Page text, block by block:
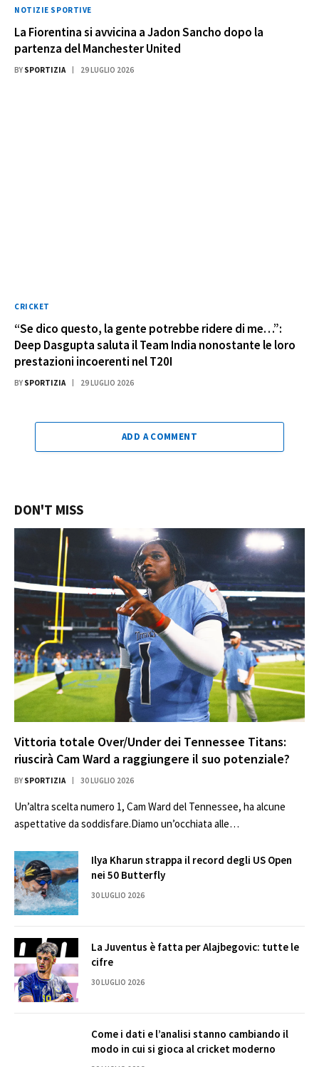
NOTIZIE SPORTIVE
La Fiorentina si avvicina a Jadon Sancho dopo la
partenza del Manchester United
BY SPORTIZIA 29 LUGLIO 2026
CRICKET
“Se dico questo, la gente potrebbe ridere di me…”:
Deep Dasgupta saluta il Team India nonostante le loro
prestazioni incoerenti nel T20I
BY SPORTIZIA 29 LUGLIO 2026
ADD A COMMENT
DON'T MISS
Vittoria totale Over/Under dei Tennessee Titans:
riuscirà Cam Ward a raggiungere il suo potenziale?
BY SPORTIZIA 30 LUGLIO 2026
Un’altra scelta numero 1, Cam Ward del Tennessee, ha alcune
aspettative da soddisfare.Diamo un’occhiata alle…
Ilya Kharun strappa il record degli US Open
nei 50 Butterfly
30 LUGLIO 2026
La Juventus è fatta per Alajbegovic: tutte le
cifre
30 LUGLIO 2026
Come i dati e l’analisi stanno cambiando il
modo in cui si gioca al cricket moderno